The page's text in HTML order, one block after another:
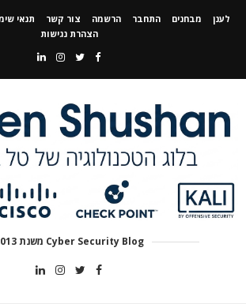
לענן מבחנים התחבר הרשמה צור קשר תנאי
הצהרת נגישות
Cyber Security Blog משנת 2013